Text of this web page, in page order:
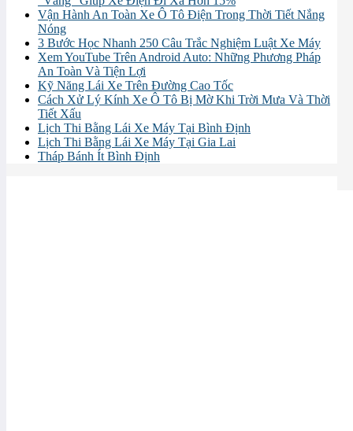
Vận Hành An Toàn Xe Ô Tô Điện Trong Thời Tiết Nắng
Nóng
3 Bước Học Nhanh 250 Câu Trắc Nghiệm Luật Xe Máy
Xem YouTube Trên Android Auto: Những Phương Pháp
An Toàn Và Tiện Lợi
Kỹ Năng Lái Xe Trên Đường Cao Tốc
Cách Xử Lý Kính Xe Ô Tô Bị Mờ Khi Trời Mưa Và Thời
Tiết Xấu
Lịch Thi Bằng Lái Xe Máy Tại Bình Định
Lịch Thi Bằng Lái Xe Máy Tại Gia Lai
Tháp Bánh Ít Bình Định